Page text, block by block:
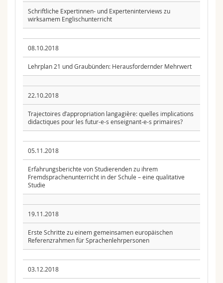
Schriftliche Expertinnen- und Experteninterviews zu
wirksamem Englischunterricht
08.10.2018
Lehrplan 21 und Graubünden: Herausfordernder Mehrwert
22.10.2018
Trajectoires d’appropriation langagière: quelles implications
didactiques pour les futur-e-s enseignant-e-s primaires?
05.11.2018
Erfahrungsberichte von Studierenden zu ihrem
Fremdsprachenunterricht in der Schule – eine qualitative
Studie
19.11.2018
Erste Schritte zu einem gemeinsamen europäischen
Referenzrahmen für Sprachenlehrpersonen
03.12.2018